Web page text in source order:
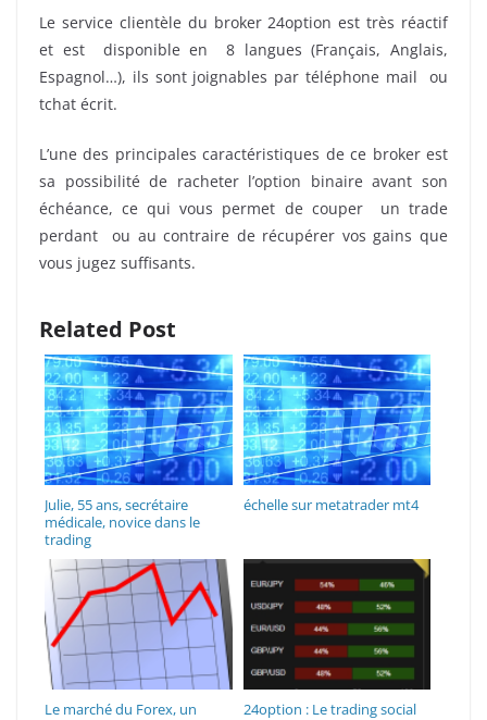
Le service clientèle du broker 24option est très réactif
et est disponible en 8 langues (Français, Anglais,
Espagnol…), ils sont joignables par téléphone mail ou
tchat écrit.
L’une des principales caractéristiques de ce broker est
sa possibilité de racheter l’option binaire avant son
échéance, ce qui vous permet de couper un trade
perdant ou au contraire de récupérer vos gains que
vous jugez suffisants.
Related Post
Julie, 55 ans, secrétaire
médicale, novice dans le
trading
échelle sur metatrader mt4
Le marché du Forex, un
24option : Le trading social